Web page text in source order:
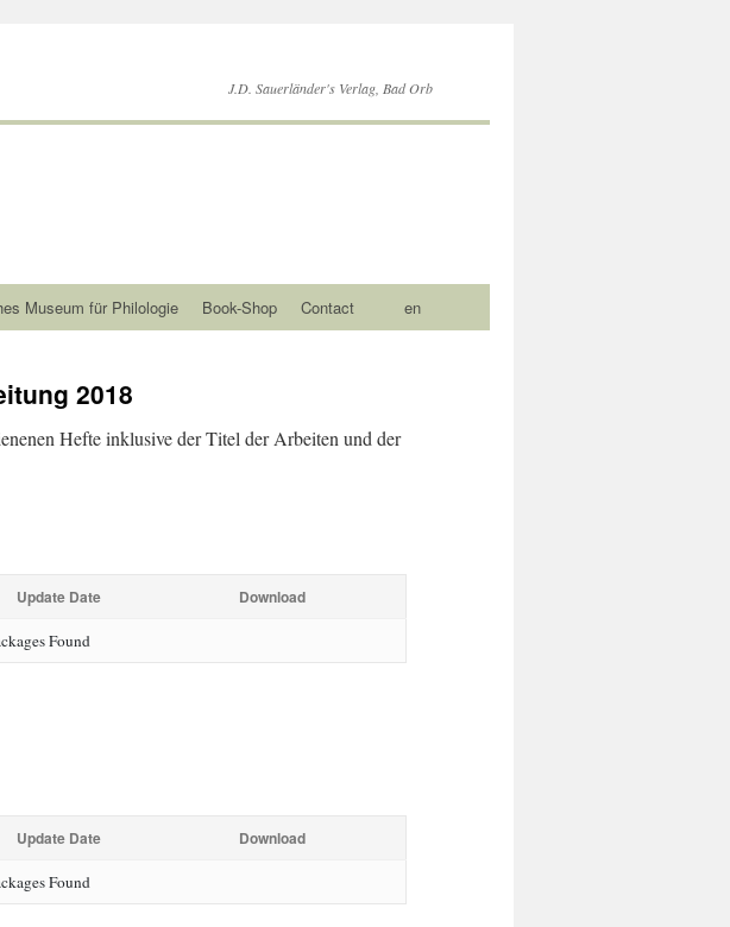
J.D. Sauerländer's Verlag, Bad Orb
Museum für Philologie Book-Shop Contact en
2018
Hefte inklusive der Titel der Arbeiten und der
Update Date Download
Found
Update Date Download
Found